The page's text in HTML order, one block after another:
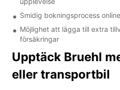
Smidig bokningsprocess
Möjlighet att lägga till extra
försäkringar
Upptäck Bruehl
eller transportbil